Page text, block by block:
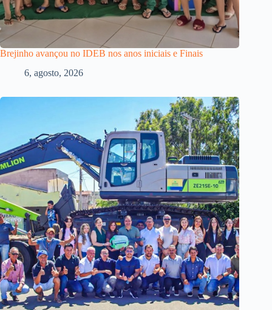
Brejinho avançou no IDEB nos anos iniciais e Finais
6, agosto, 2026